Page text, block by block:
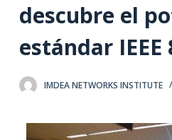
n
descubre el
estándar IEEE
IMDEA NETWORKS INSTITUTE